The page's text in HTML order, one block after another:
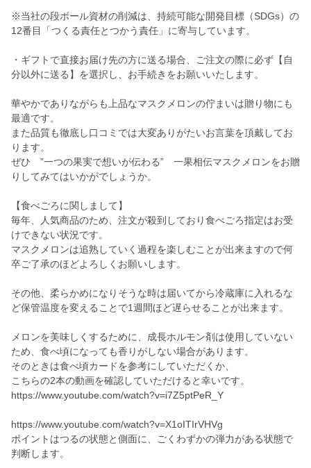
※当社の段ボール資材の削減は、持続可能な開発目標（SDGs）の
12番目「つくる責任とつかう責任」に寄与しています。
・ギフトで直接お届け先の方に送る場合、ご注文の際に必ず【自
分以外に送る】を選択し、お手続きをお願いいたします。
華やかでありながらも上品なマスクメロンの佇まいは贈り物にも
最適です。
また品質も徹底し口コミでは大変ありがたいお言葉を頂戴してお
ります。
ぜひ ”一つの果実で想いが伝わる” 一果相伝マスクメロンをお贈
りしてみてはいかがでしょうか。
【食べごろに関しまして】
毎年、人気商品のため、注文が殺到しており食べごろ指定はお受
けできない状況です。
マスクメロンは追熟していく過程を楽しむことが出来ますので何
卒ご了承のほどよろしくお願いします。
その他、柔らかめになりそうな時は届いてから冷蔵庫に入れるな
ど保管温度を変えることで1週間ほど遅らせることが出来ます。
メロンを美味しくするために、成長ホルモン剤は使用していない
ため、食べ頃になっても香りがしない場合があります。
そのときは食べ頃カードを参考にしていただくか、
こちらの2本の動画を確認していただけると幸いです。
https://www.youtube.com/watch?v=i7Z5ptPeR_Y
https://www.youtube.com/watch?v=X1oITIrVHVg
ポイントはつるの状態と側面に、ごくわずかの弾力がある状態で
判断します。